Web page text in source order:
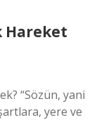
Hareket
“Sözün, yani
yere ve